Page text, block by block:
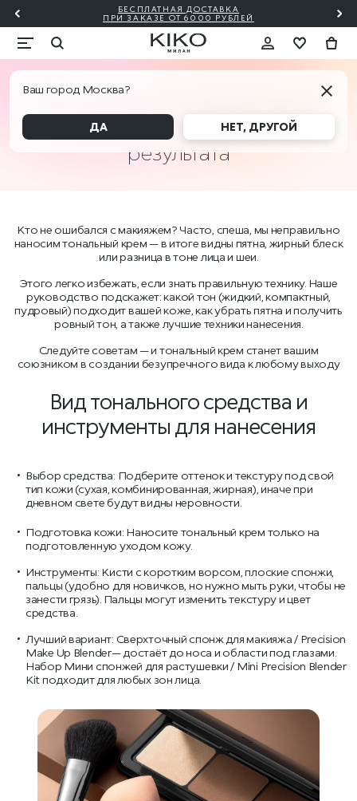
БЕСПЛАТНАЯ ДОСТАВКА
ПРИ ЗАКАЗЕ ОТ 6000 РУБЛЕЙ
Ваш город Москва?
ДА НЕТ, ДРУГОЙ
Как наносить тональный крем:
советы для безупречного
результата
Кто не ошибался с макияжем? Часто, спеша, мы неправильно
наносим тональный крем — в итоге видны пятна, жирный блеск
или разница в тоне лица и шеи.
Этого легко избежать, если знать правильную технику. Наше
руководство подскажет: какой тон (жидкий, компактный,
пудровый) подходит вашей коже, как убрать пятна и получить
ровный тон, а также лучшие техники нанесения.
Следуйте советам — и тональный крем станет вашим
союзником в создании безупречного вида к любому выходу
Вид тонального средства и
инструменты для нанесения
Выбор средства: Подберите оттенок и текстуру под свой
тип кожи (сухая, комбинированная, жирная), иначе при
дневном свете будут видны неровности.
Подготовка кожи: Наносите тональный крем только на
подготовленную уходом кожу.
Инструменты: Кисти с коротким ворсом, плоские спонжи,
пальцы (удобно для новичков, но нужно мыть руки, чтобы не
занести грязь). Пальцы могут изменить текстуру и цвет
средства.
Лучший вариант: Сверхточный спонж для макияжа / Precision
Make Up Blender— достаёт до носа и области под глазами.
Набор Мини спонжей для растушевки / Mini Precision Blender
Kit подходит для любых зон лица.